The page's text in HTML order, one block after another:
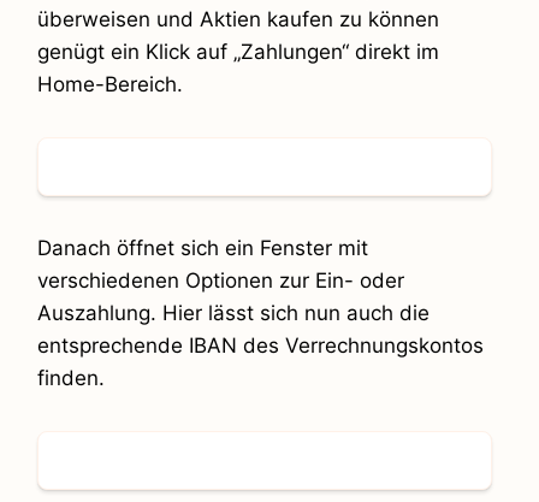
überweisen und Aktien kaufen zu können
genügt ein Klick auf „Zahlungen“ direkt im
Home-Bereich.
Danach öffnet sich ein Fenster mit
verschiedenen Optionen zur Ein- oder
Auszahlung. Hier lässt sich nun auch die
entsprechende IBAN des Verrechnungskontos
finden.